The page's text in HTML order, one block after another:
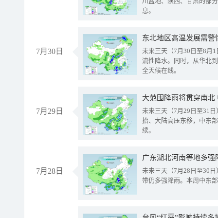
息。
7月30日
东北地区高温发展需
未来三天（7月30日至8月
流性降水。同时，从华北
全天候在线。
7月29日
大范围降雨将贯穿南
未来三天（7月29日至31
抬、大陆高压东移，中东
续。
7月28日
广东湖北河南等地多
未来三天（7月28日至30
带仍多强降雨。本周中东